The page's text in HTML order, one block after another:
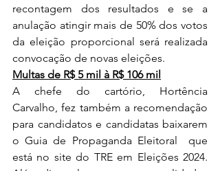
recontagem dos resultados e se a
anulação atingir mais de 50% dos votos
da eleição proporcional será realizada
convocação de novas eleições.
Multas de R$ 5 mil à R$ 106 mil
A chefe do cartório, Hortência
Carvalho, fez também a recomendação
para candidatos e candidatas baixarem
o Guia de Propaganda Eleitoral
que
está no site do TRE em Eleições 2024.